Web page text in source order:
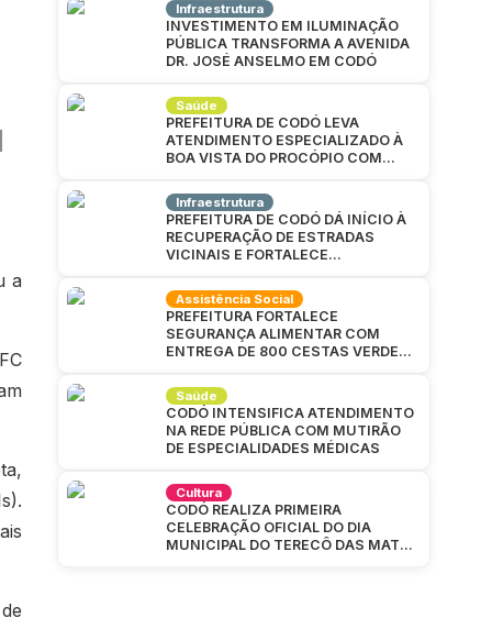
a
Infraestrutura
INVESTIMENTO EM ILUMINAÇÃO
PÚBLICA TRANSFORMA A AVENIDA
DR. JOSÉ ANSELMO EM CODÓ
Saúde
PREFEITURA DE CODÓ LEVA
ATENDIMENTO ESPECIALIZADO À
BOA VISTA DO PROCÓPIO COM
Infraestrutura
PREFEITURA DE CODÓ DÁ INÍCIO À
RECUPERAÇÃO DE ESTRADAS
VICINAIS E FORTALECE
Assistência Social
PREFEITURA FORTALECE
SEGURANÇA ALIMENTAR COM
ENTREGA DE 800 CESTAS VERDES
Saúde
CODÓ INTENSIFICA ATENDIMENTO
NA REDE PÚBLICA COM MUTIRÃO
DE ESPECIALIDADES MÉDICAS
Cultura
CODÓ REALIZA PRIMEIRA
CELEBRAÇÃO OFICIAL DO DIA
MUNICIPAL DO TERECÔ DAS MATAS